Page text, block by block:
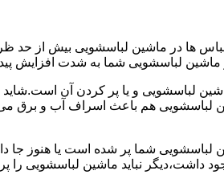
لباس ها در ماشین لباسشویی بیش از
و یا پر کردن آن است.شاید
لباسشویی هم باعث اسراف آب و
شما پر شده است یا هنوز جا